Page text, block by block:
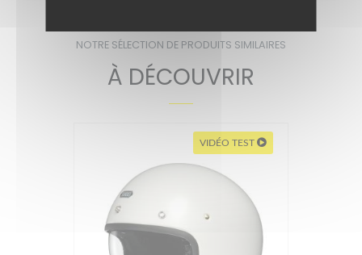
NOTRE SÉLECTION DE PRODUITS SIMILAIRES
À DÉCOUVRIR
VIDÉO TEST